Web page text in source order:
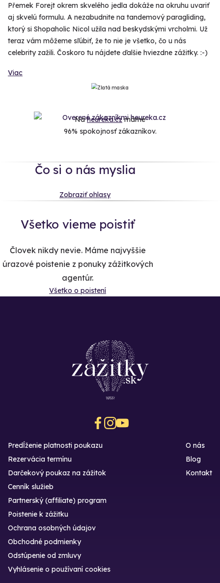
Přemek Forejt okrem skvelého jedla dokáže na okruhu uvariť
aj skvelú formulu. A nezabudnite na tandemový paragliding,
ktorý si Shopaholic Nicol užila nad beskydskými vrcholmi. Už
teraz vám môžeme sľúbiť, že to nie je všetko, čo u nás
celebrity zažili. Čoskoro tu nájdete ďalšie hviezdne zážitky. :-)
Viac
Naheureka.czmáme
96% spokojnosť zákazníkov.
Čo si o nás myslia
Zobraziť ohlasy
Všetko vieme poistiť
Človek nikdy nevie. Máme najvyššie
úrazové poistenie z ponuky zážitkových
agentúr.
Všetko o poistení
Predĺženie platnosti poukazu
Rezervácia termínu
Darčekový poukaz na zážitok
O nás
Blog
Kontakt
Cenník služieb
Partnerský (affiliate) program
Poistenie k zážitku
Ochrana osobných údajov
Obchodné podmienky
Odstúpenie od zmluvy
Vyhlásenie o používaní cookies